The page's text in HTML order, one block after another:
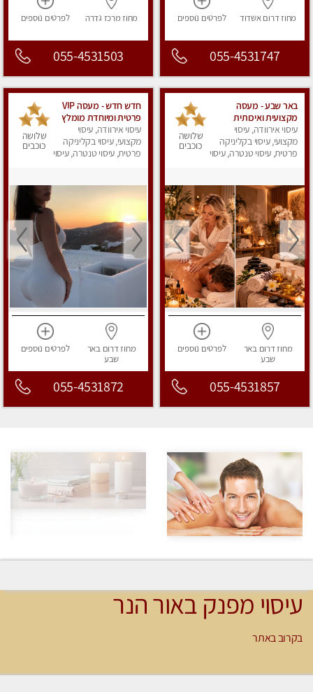
מחוז דרוםאשדוד לפרטים נוספים
055-4531747
מחוז מרכז גדרה לפרטים נוספים
055-4531503
באר שבע - מעסה
מקצועית ואיכותית
פרטי!!!
עיסוי אירוודה, עיסוי
מקצועי, עיסוי בקליניקה
פרטית, עיסוי טנטרה, עיסוי
שלושה
כוכבים
מחוז דרום באר
שבע
לפרטים נוספים
055-4531857
חדש חדש - מעסה VIP
פרטית ומיוחדת מומלץ
מאוד!!‏
עיסוי אירוודה, עיסוי
מקצועי, עיסוי בקליניקה
פרטית, עיסוי טנטרה, עיסוי
שלושה
כוכבים
מחוז דרום באר
שבע
לפרטים נוספים
055-4531872
עיסוי מפנק באור הנר
בקרוב באתר